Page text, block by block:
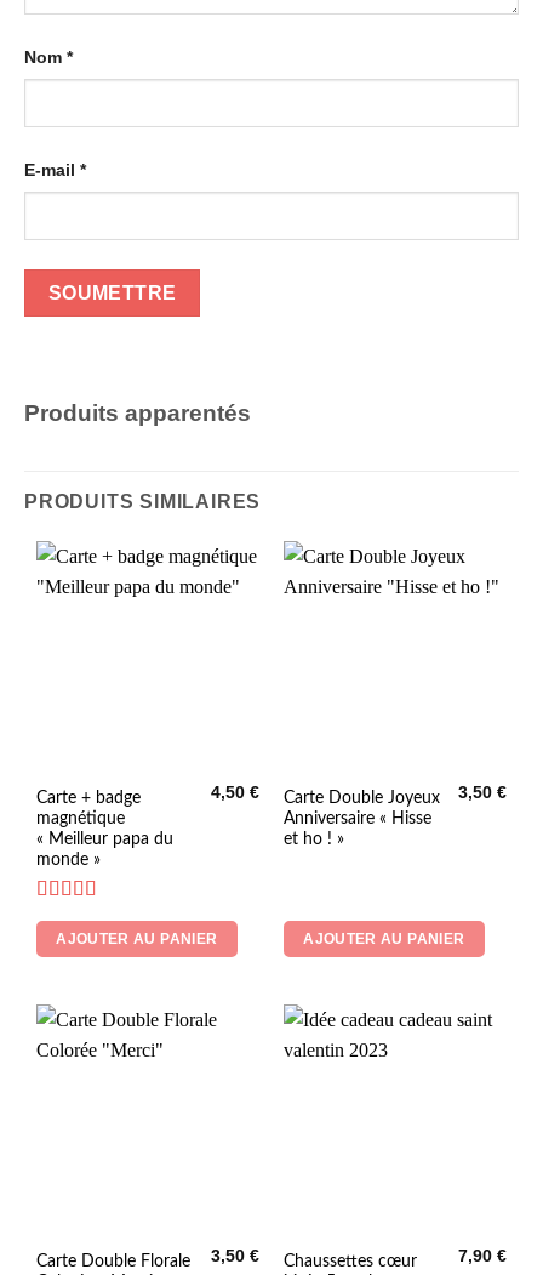
Nom *
E-mail *
Produits apparentés
PRODUITS SIMILAIRES
Carte + badge
magnétique
« Meilleur papa du
monde »
Note5sur 5
4,50€
AJOUTER AU PANIER
Carte Double Joyeux
Anniversaire « Hisse
et ho ! »
3,50€
AJOUTER AU PANIER
Carte Double Florale
3,50€
Chaussettes cœur
7,90€
Ce